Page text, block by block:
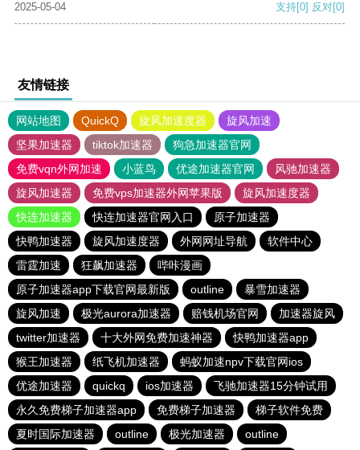
2025-05-04
支持[0] 反对[0]
友情链接
网站地图 QuickQ 旋风加速度器
旋风加速
坚果加速器
tiktok加速器
狗急加速器官网
免费vqn外网加速
小蓝鸟 优途加速器官网
风驰加速器
旋风加速器
免费vps加速器外网苹果版
旋风加速度器
快连加速器
快连加速器官网入口
原子加速器
快鸭加速器
旋风加速度器 外网网址导航
软件中心
雷霆加速
狂飙加速器
哔咔漫画
原子加速器app下载官网最新版
outline
暴雪加速器
旋风加速
极光aurora加速器 赔钱机场官网
加速器旋风
twitter加速器
十大外网免费加速神器
快鸭加速器app
猴王加速器
纸飞机加速器
蚂蚁加速npv下载官网ios
优途加速器
quickq ios加速器
飞驰加速器15分钟试用
永久免费梯子加速器app
免费梯子加速器
梯子软件免费
夏时国际加速器
outline 极光加速器 outline